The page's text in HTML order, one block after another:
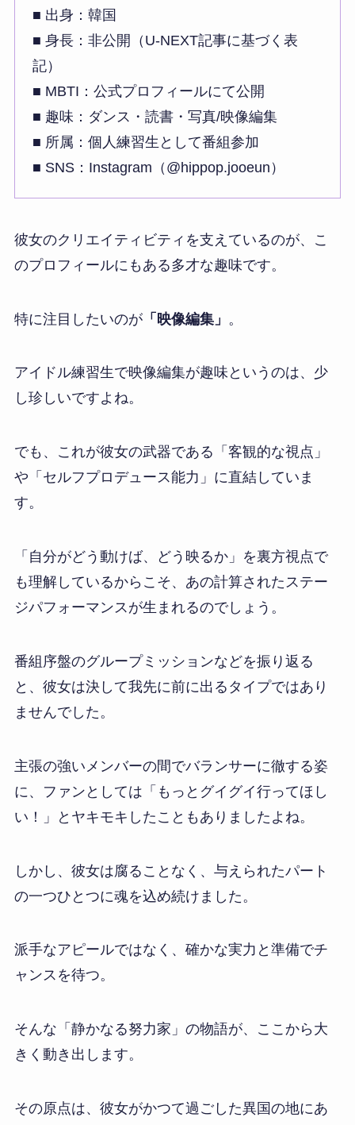
■ 出身：韓国
■ 身長：非公開（U-NEXT記事に基づく表
記）
■ MBTI：公式プロフィールにて公開
■ 趣味：ダンス・読書・写真/映像編集
■ 所属：個人練習生として番組参加
■ SNS：Instagram（@hippop.jooeun）
彼女のクリエイティビティを支えているのが、こ
のプロフィールにもある多才な趣味です。
特に注目したいのが「映像編集」 。
アイドル練習生で映像編集が趣味というのは、少
し珍しいですよね。
でも、これが彼女の武器である「客観的な視点」
や「セルフプロデュース能力」に直結していま
す。
「自分がどう動けば、どう映るか」を裏方視点で
も理解しているからこそ、あの計算されたステー
ジパフォーマンスが生まれるのでしょう。
番組序盤のグループミッションなどを振り返る
と、彼女は決して我先に前に出るタイプではあり
ませんでした。
主張の強いメンバーの間でバランサーに徹する姿
に、ファンとしては「もっとグイグイ行ってほし
い！」とヤキモキしたこともありましたよね。
しかし、彼女は腐ることなく、与えられたパート
の一つひとつに魂を込め続けました。
派手なアピールではなく、確かな実力と準備でチ
ャンスを待つ。
そんな「静かなる努力家」の物語が、ここから大
きく動き出します。
その原点は、彼女がかつて過ごした異国の地にあ